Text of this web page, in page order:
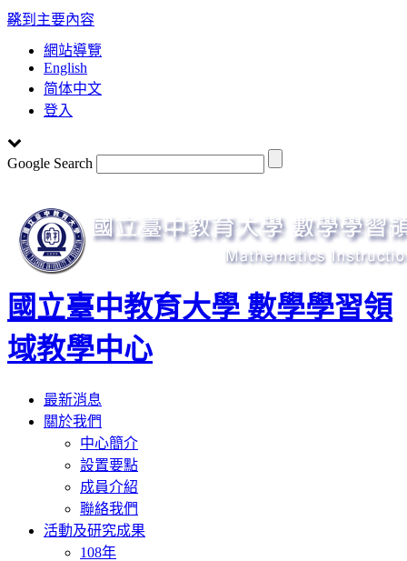
跳到主要內容
:::
網站導覽
English
简体中文
登入
Google Search
國立臺中教育大學 數學學習領
域教學中心
Toggle
navigation
最新消息
關於我們
中心簡介
設置要點
成員介紹
聯絡我們
活動及研究成果
108年